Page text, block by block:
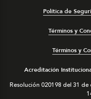
Política de
Términos y
Términos y
Acreditación
Resolución 020198 del 31